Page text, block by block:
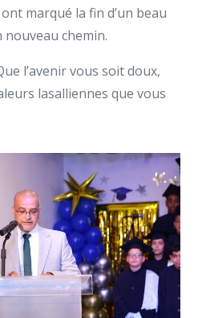
marqué la fin d’un beau
nouveau chemin.
l’avenir vous soit doux,
lasalliennes que vous